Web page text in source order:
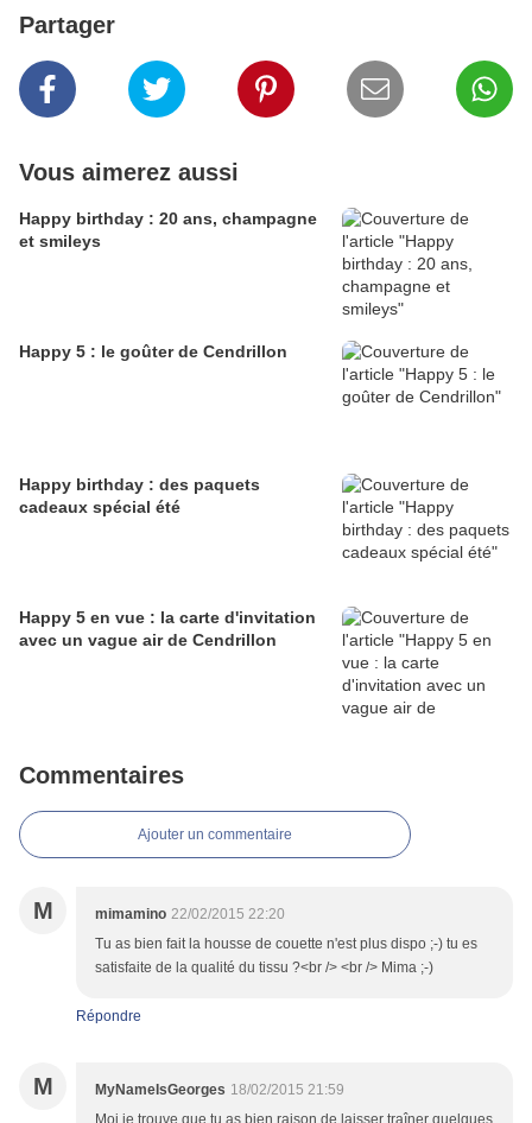
Partager
Vous aimerez aussi
Happy birthday : 20 ans, champagne
et smileys
Happy 5 : le goûter de Cendrillon
Happy birthday : des paquets
cadeaux spécial été
Happy 5 en vue : la carte d'invitation
avec un vague air de Cendrillon
Commentaires
Ajouter un commentaire
M mimamino 22/02/2015 22:20
Tu as bien fait la housse de couette n'est plus dispo ;-) tu es
satisfaite de la qualité du tissu ?<br /> <br /> Mima ;-)
Répondre
M MyNameIsGeorges 18/02/2015 21:59
Moi je trouve que tu as bien raison de laisser traîner quelques